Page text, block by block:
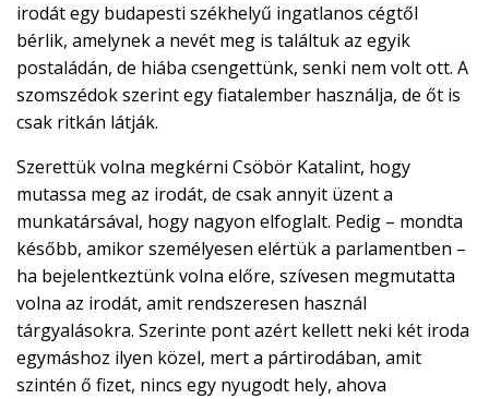
irodát egy budapesti székhelyű ingatlanos cégtől
bérlik, amelynek a nevét meg is találtuk az egyik
postaládán, de hiába csengettünk, senki nem volt ott. A
szomszédok szerint egy fiatalember használja, de őt is
csak ritkán látják.
Szerettük volna megkérni Csöbör Katalint, hogy
mutassa meg az irodát, de csak annyit üzent a
munkatársával, hogy nagyon elfoglalt. Pedig – mondta
később, amikor személyesen elértük a parlamentben –
ha bejelentkeztünk volna előre, szívesen megmutatta
volna az irodát, amit rendszeresen használ
tárgyalásokra. Szerinte pont azért kellett neki két iroda
egymáshoz ilyen közel, mert a pártirodában, amit
szintén ő fizet, nincs egy nyugodt hely, ahova